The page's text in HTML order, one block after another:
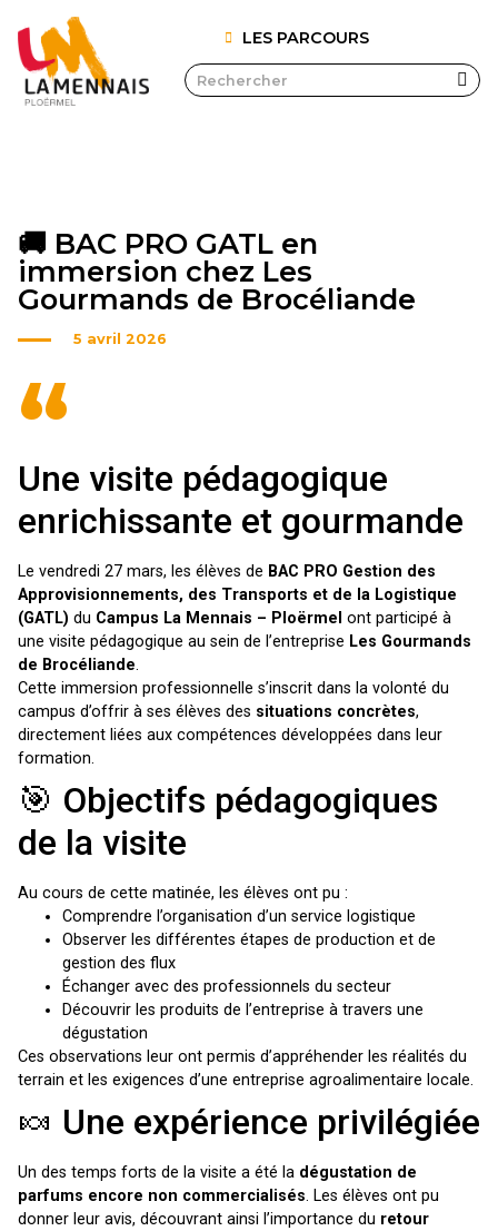
LES PARCOURS
🚚 BAC PRO GATL en
immersion chez Les
Gourmands de Brocéliande
5 avril 2026
“
Une visite pédagogique
enrichissante et gourmande
Le vendredi 27 mars, les élèves de BAC PRO Gestion des
Approvisionnements, des Transports et de la Logistique
(GATL) du Campus La Mennais – Ploërmel ont participé à
une visite pédagogique au sein de l’entreprise Les Gourmands
de Brocéliande.
Cette immersion professionnelle s’inscrit dans la volonté du
campus d’offrir à ses élèves des situations concrètes,
directement liées aux compétences développées dans leur
formation.
🎯 Objectifs pédagogiques
de la visite
Au cours de cette matinée, les élèves ont pu :
Comprendre l’organisation d’un service logistique
Observer les différentes étapes de production et de
gestion des flux
Échanger avec des professionnels du secteur
Découvrir les produits de l’entreprise à travers une
dégustation
Ces observations leur ont permis d’appréhender les réalités du
terrain et les exigences d’une entreprise agroalimentaire locale.
🍬 Une expérience privilégiée
Un des temps forts de la visite a été la dégustation de
parfums encore non commercialisés. Les élèves ont pu
donner leur avis, découvrant ainsi l’importance du retour